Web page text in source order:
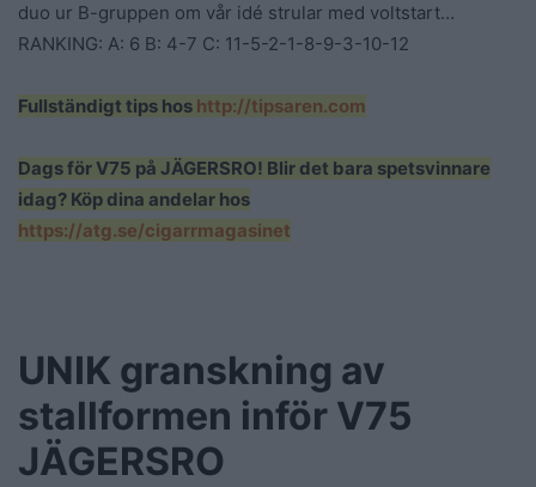
duo ur B-gruppen om vår idé strular med voltstart…
RANKING: A: 6 B: 4-7 C: 11-5-2-1-8-9-3-10-12
Fullständigt tips hos http://tipsaren.com
Dags för V75 på JÄGERSRO! Blir det bara spetsvinnare
idag? Köp dina andelar hos
https://atg.se/cigarrmagasinet
UNIK granskning av
stallformen inför V75
JÄGERSRO